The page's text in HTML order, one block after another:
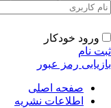
ورود خودکار
نام
رمز عبور
صفحه اصلی
اطلاعات نشریه